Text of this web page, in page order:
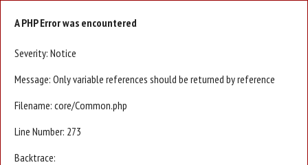
A PHP Error was encountered
Severity: Notice
Message: Only variable references should be returned by reference
Filename: core/Common.php
Line Number: 273
Backtrace: